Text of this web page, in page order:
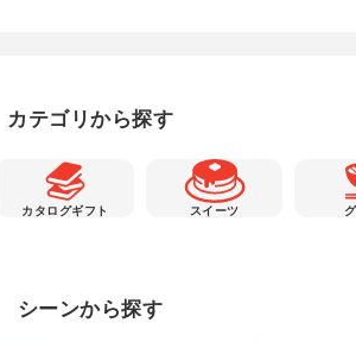
カテゴリから探す
カタログギフト スイーツ
シーンから探す